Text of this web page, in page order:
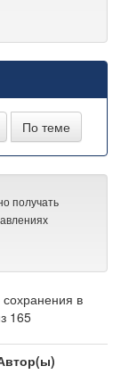
получать
в
165